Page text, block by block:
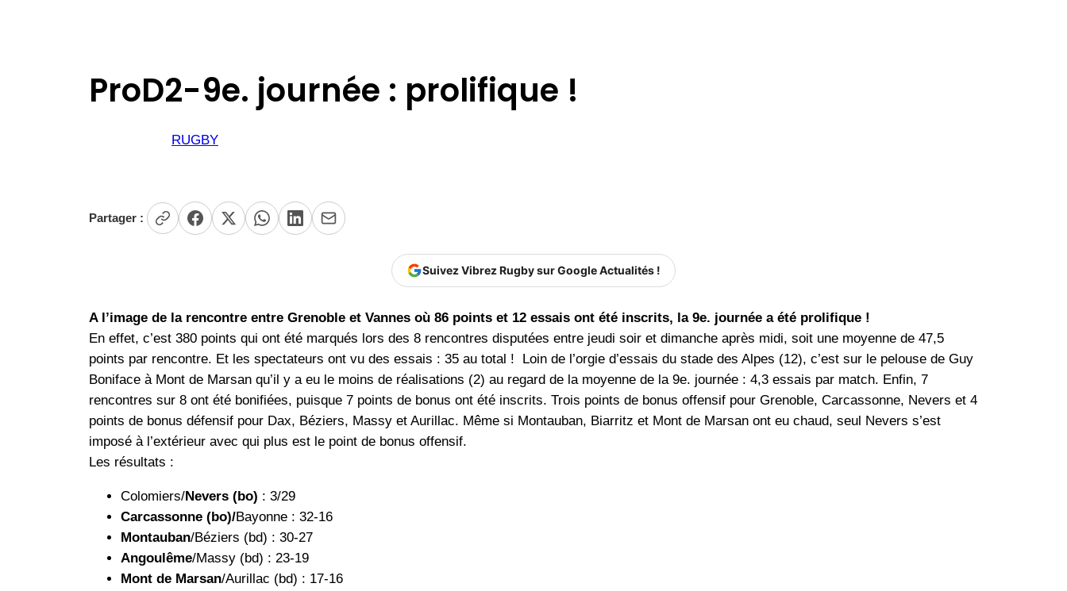
ProD2-9e. journée : prolifique !
RUGBY
Partager :
Suivez Vibrez Rugby sur Google Actualités !
A l’image de la rencontre entre Grenoble et Vannes où 86 points et 12 essais ont été inscrits, la 9e. journée a été prolifique !
En effet, c’est 380 points qui ont été marqués lors des 8 rencontres disputées entre jeudi soir et dimanche après midi, soit une moyenne de 47,5
points par rencontre. Et les spectateurs ont vu des essais : 35 au total ! Loin de l’orgie d’essais du stade des Alpes (12), c’est sur le pelouse de Guy
Boniface à Mont de Marsan qu’il y a eu le moins de réalisations (2) au regard de la moyenne de la 9e. journée : 4,3 essais par match. Enfin, 7
rencontres sur 8 ont été bonifiées, puisque 7 points de bonus ont été inscrits. Trois points de bonus offensif pour Grenoble, Carcassonne, Nevers et 4
points de bonus défensif pour Dax, Béziers, Massy et Aurillac. Même si Montauban, Biarritz et Mont de Marsan ont eu chaud, seul Nevers s’est
imposé à l’extérieur avec qui plus est le point de bonus offensif.
Les résultats :
Colomiers/Nevers (bo) : 3/29
Carcassonne (bo)/Bayonne : 32-16
Montauban/Béziers (bd) : 30-27
Angoulême/Massy (bd) : 23-19
Mont de Marsan/Aurillac (bd) : 17-16